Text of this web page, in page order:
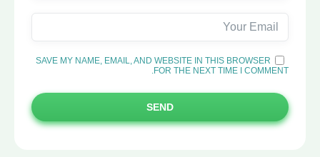
SAVE MY NAME, EMAIL, AND WEBSITE IN THIS BROWSER
FOR THE NEXT TIME I COMMENT.
SEND